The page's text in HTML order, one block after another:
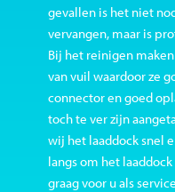
gevallen is het niet
vervangen, maar is
Bij het reinigen
van vuil waardoor ze
connector en goed
toch te ver zijn
wij het laaddock snel
langs om het
graag voor u als